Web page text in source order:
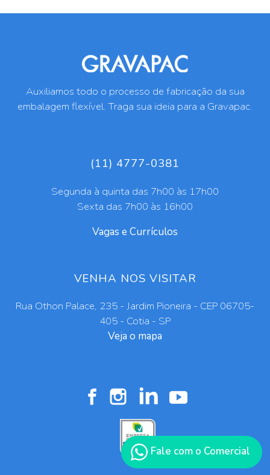
Auxiliamos todo o processo de fabricação da sua
embalagem flexível. Traga sua ideia para a Gravapac.
(11) 4777-0381
Segunda à quinta das 7h00 às 17h00
Sexta das 7h00 às 16h00
Vagas e Currículos
VENHA NOS VISITAR
Rua Othon Palace, 235 - Jardim Pioneira - CEP 06705-
405 - Cotia - SP
Veja o mapa
Fale com o Comercial